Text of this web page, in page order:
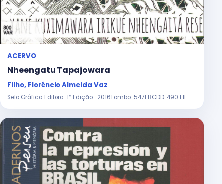
ACERVO
Nheengatu Tapajowara
Filho, Florêncio Almeida Vaz
Selo Gráfica Editora 1ª Edição 2016Tombo 5471 BCDD 490 FIL